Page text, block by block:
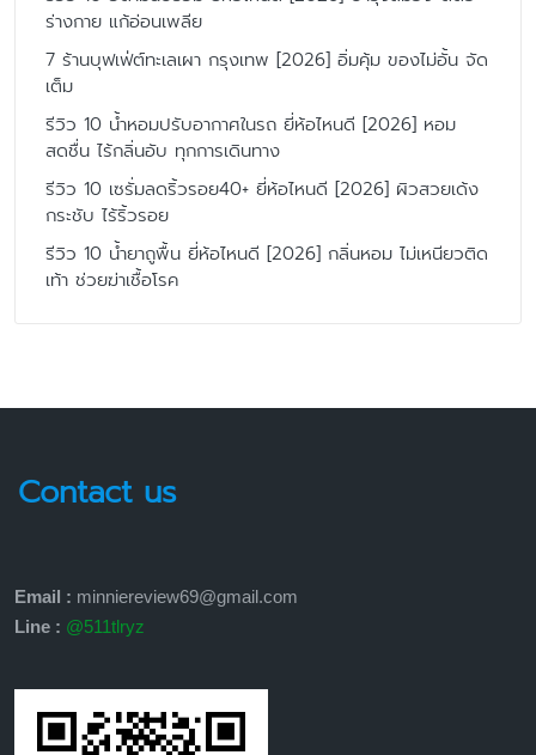
ร่างกาย แก้อ่อนเพลีย
7 ร้านบุฟเฟ่ต์ทะเลเผา กรุงเทพ [2026] อิ่มคุ้ม ของไม่อั้น จัด
เต็ม
รีวิว 10 น้ำหอมปรับอากาศในรถ ยี่ห้อไหนดี [2026] หอม
สดชื่น ไร้กลิ่นอับ ทุกการเดินทาง
รีวิว 10 เซรั่มลดริ้วรอย40+ ยี่ห้อไหนดี [2026] ผิวสวยเด้ง
กระชับ ไร้ริ้วรอย
รีวิว 10 น้ำยาถูพื้น ยี่ห้อไหนดี [2026] กลิ่นหอม ไม่เหนียวติด
เท้า ช่วยฆ่าเชื้อโรค
Contact us
Email : minniereview69@gmail.com
Line : @511tlryz